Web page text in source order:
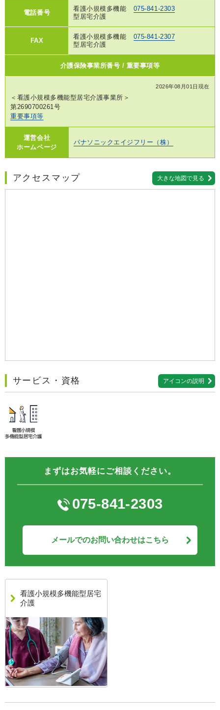
電話番号
看護小規模多機能
型居宅介護
075-841-2303
FAX
看護小規模多機能
型居宅介護
075-841-2307
介護保険事業所番号 / 重要事項等
2026年08月01日現在
＜看護小規模多機能型居宅介護事業所＞
第2690700261号
重要事項等
運営会社
ホームページ
パナソニックエイジフリー（株）
アクセスマップ 大きな地図で見る
サービス・資格 アイコンの説明
まずはお気軽にご相談ください。
075-841-2303
メールでのお問い合わせはこちら
看護小規模多機能型居宅
介護